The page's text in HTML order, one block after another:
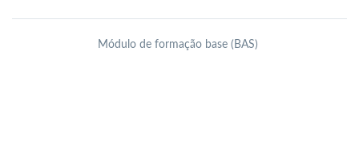
Módulo de formação base (BAS)